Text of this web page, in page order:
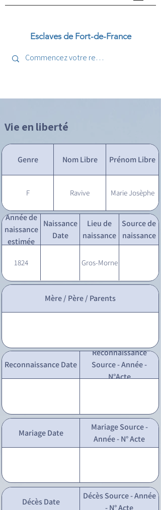
Esclaves de Fort-de-France
Vie en liberté
Genre Nom Libre Prénom Libre
F Ravive Marie Josèphe
Année de
naissance
estimée
Naissance
Date
Lieu de
naissance
Source de
naissance
1824 Gros-Morne
Mère / Père / Parents
Reconnaissance Date
Reconnaissance
Source - Année -
N°Acte
Mariage Date
Mariage Source -
Année - N° Acte
Décès Date
Décès Source - Année
- N° Acte